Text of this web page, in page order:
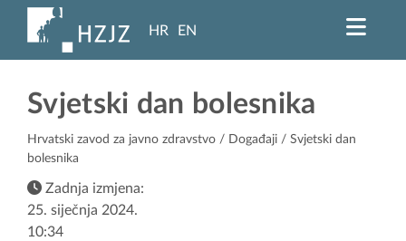
HR EN
Svjetski dan bolesnika
Hrvatski zavod za javno zdravstvo / Događaji / Svjetski dan
bolesnika
Zadnja izmjena:
25. siječnja 2024.
10:34